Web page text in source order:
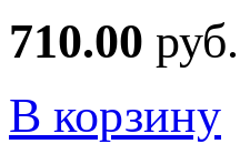
710.00 руб.
В корзину